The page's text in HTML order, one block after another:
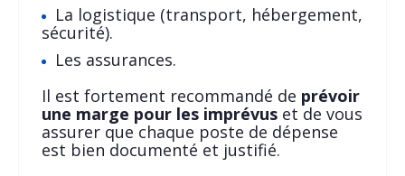
La logistique (transport, hébergement,
sécurité).
Les assurances.
Il est fortement recommandé de prévoir
une marge pour les imprévus et de vous
assurer que chaque poste de dépense
est bien documenté et justifié.